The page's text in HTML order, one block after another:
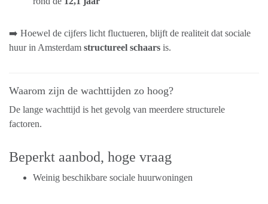
➡️ Hoewel de cijfers licht fluctueren, blijft de realiteit dat sociale
huur in Amsterdam structureel schaars is.
Waarom zijn de wachttijden zo hoog?
De lange wachttijd is het gevolg van meerdere structurele
factoren.
Beperkt aanbod, hoge vraag
Weinig beschikbare sociale huurwoningen